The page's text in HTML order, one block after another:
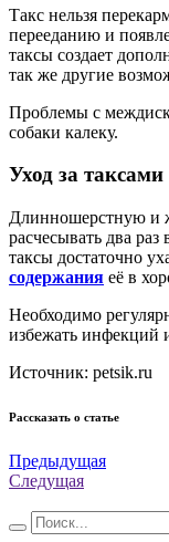
Такс нельзя
перееданию и
таксы создает
так же другие
Проблемы с
собаки калеку.
Уход за таксами
Длинношерстную и
расчесывать два
таксы достаточно
содержания её в
Необходимо
избежать инфекций
Источник: petsik.ru
Рассказать о статье
Предыдущая
Следущая